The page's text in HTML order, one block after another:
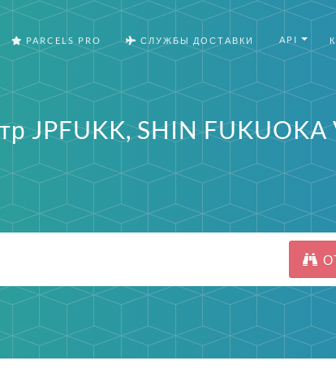
PARCELS PRO СЛУЖБЫ ДОСТАВКИ API
JPFUKK, SHIN FUKUOKA